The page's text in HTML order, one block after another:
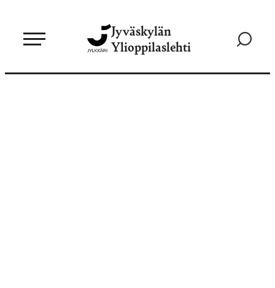
sisältöön
Jyväskylän
Ylioppilaslehti
Siirry